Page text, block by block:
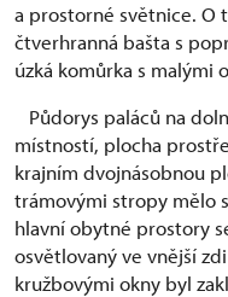
a prostorné světnice. O
čtverhranná bašta s
úzká komůrka s malými
Půdorys paláců na
místností, plocha
krajním dvojnásobnou
trámovými stropy mělo
hlavní obytné prostory
osvětlovaný ve vnější
kružbovými okny byl